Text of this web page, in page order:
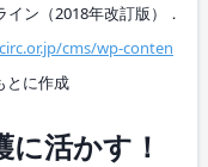
ン（2018年改訂版）．
cms/wp-conten
とに作成
活かす！